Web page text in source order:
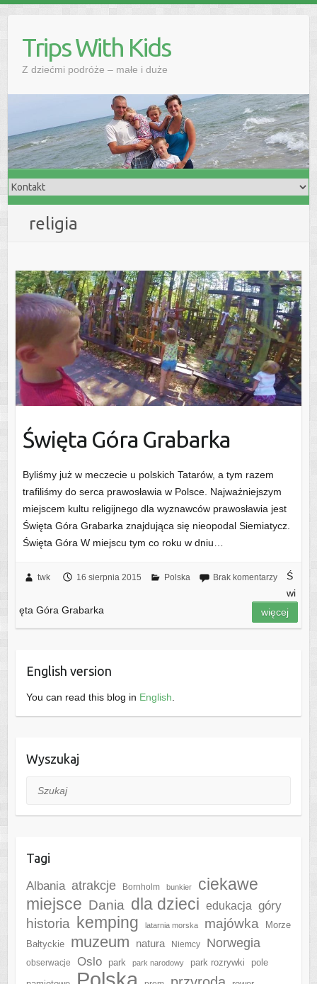
Trips With Kids
Z dziećmi podróże – małe i duże
religia
Święta Góra Grabarka
Byliśmy już w meczecie u polskich Tatarów, a tym razem
trafiliśmy do serca prawosławia w Polsce. Najważniejszym
miejscem kultu religijnego dla wyznawców prawosławia jest
Święta Góra Grabarka znajdująca się nieopodal Siemiatycz.
Święta Góra W miejscu tym co roku w dniu…
twk 16 sierpnia 2015 Polska Brak komentarzy
Ś
wi
ęta Góra Grabarka
więcej
English version
You can read this blog in English
Wyszukaj
Szukaj
Tagi
Albania atrakcje Bornholm bunkier
ciekawe
miejsce Dania dla dzieci edukacja góry
historia kemping latarnia morska majówka
Morze
Bałtyckie
muzeum natura Niemcy Norwegia
obserwacje Oslo park park narodowy park rozrywki
pole
Polska